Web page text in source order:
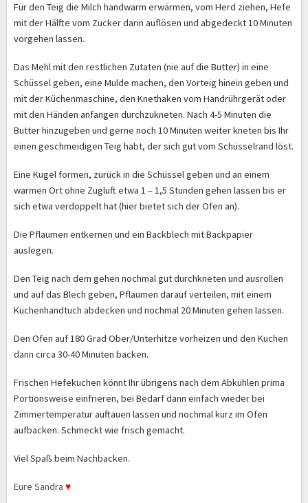
Für den Teig die Milch handwarm erwärmen, vom Herd ziehen, Hefe
mit der Hälfte vom Zucker darin auflösen und abgedeckt 10 Minuten
vorgehen lassen.
Das Mehl mit den restlichen Zutaten (nie auf die Butter) in eine
Schüssel geben, eine Mulde machen, den Vorteig hinein geben und
mit der Küchenmaschine, den Knethaken vom Handrührgerät oder
mit den Händen anfangen durchzukneten. Nach 4-5 Minuten die
Butter hinzugeben und gerne noch 10 Minuten weiter kneten bis Ihr
einen geschmeidigen Teig habt, der sich gut vom Schüsselrand löst.
Eine Kugel formen, zurück in die Schüssel geben und an einem
warmen Ort ohne Zugluft etwa 1 – 1,5 Stunden gehen lassen bis er
sich etwa verdoppelt hat (hier bietet sich der Ofen an).
Die Pflaumen entkernen und ein Backblech mit Backpapier
auslegen.
Den Teig nach dem gehen nochmal gut durchkneten und ausrollen
und auf das Blech geben, Pflaumen darauf verteilen, mit einem
Küchenhandtuch abdecken und nochmal 20 Minuten gehen lassen.
Den Ofen auf 180 Grad Ober/Unterhitze vorheizen und den Kuchen
dann circa 30-40 Minuten backen.
Frischen Hefekuchen könnt Ihr übrigens nach dem Abkühlen prima
Portionsweise einfrieren, bei Bedarf dann einfach wieder bei
Zimmertemperatur auftauen lassen und nochmal kurz im Ofen
aufbacken. Schmeckt wie frisch gemacht.
Viel Spaß beim Nachbacken.
Eure Sandra ♥